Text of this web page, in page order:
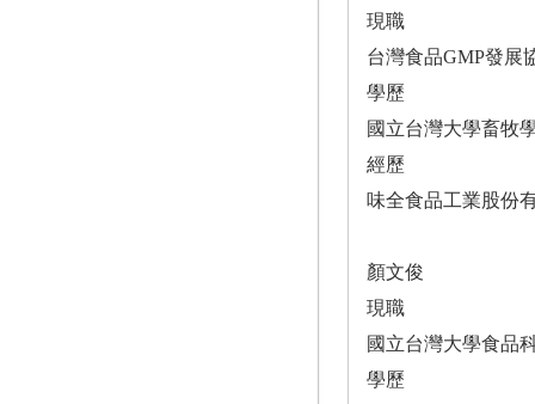
現職
台灣食品GMP發展
學歷
國立台灣大學畜牧
經歷
味全食品工業股份
顏文俊
現職
國立台灣大學食品
學歷